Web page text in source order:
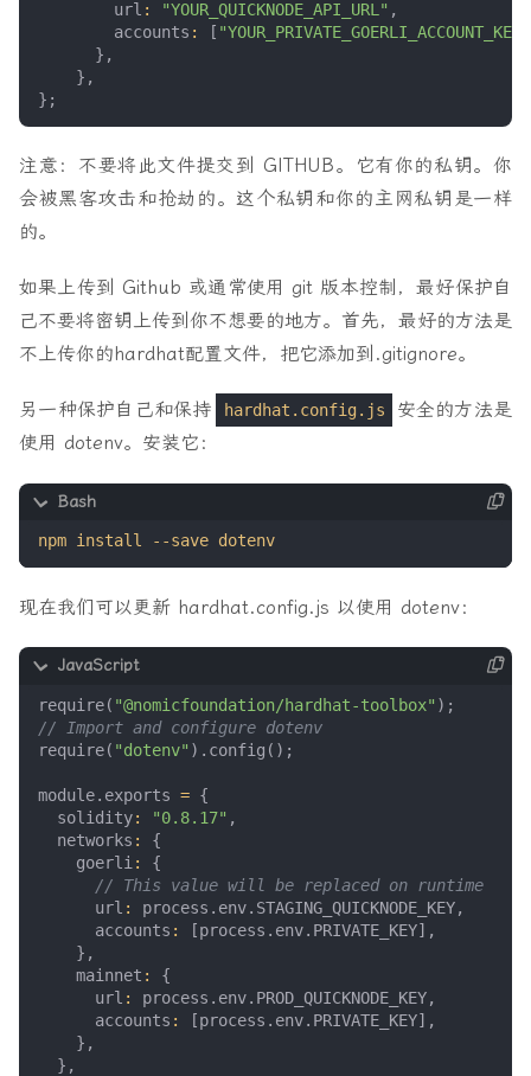
url : "YOUR_QUICKNODE_API_URL" ,
accounts : [ "YOUR_PRIVATE_GOERLI_ACCOUNT_KEY"
},
},
};
注意：不要将此文件提交到 GITHUB。它有你的私钥。你
会被黑客攻击和抢劫的。这个私钥和你的主网私钥是一样
的。
如果上传到 Github 或通常使用 git 版本控制，最好保护自
己不要将密钥上传到你不想要的地方。首先，最好的方法是
不上传你的hardhat配置文件，把它添加到.gitignore。
另一种保护自己和保持 hardhat.config.js
安全的方法是
使用 dotenv。安装它：
现在我们可以更新 hardhat.config.js 以使用 dotenv：
require( "@nomicfoundation/hardhat-toolbox" );
require( "dotenv" ). config ();
module. exports = {
solidity: "0.8.17" ,
networks :
{
goerli :
{
url : process . env. STAGING_QUICKNODE_KEY,
accounts : [process . env. PRIVATE_KEY],
},
mainnet :
{
url : process . env. PROD_QUICKNODE_KEY,
accounts : [process . env. PRIVATE_KEY],
},
},